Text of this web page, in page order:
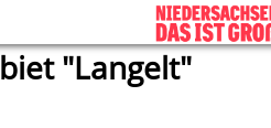
"Langelt"